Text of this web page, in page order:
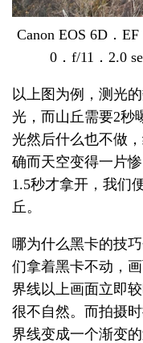
Canon EOS 6D．
0．f/11．2.0
以上图为例，测光
光，而山丘需要2秒
光然后什么也不做
确而天空变得一片
1.5秒才拿开，我们
丘。
哪为什么黑卡的技
们拿着黑卡不动，
界线以上画面立即
很不自然。而拍摄
界线变成一个渐变的